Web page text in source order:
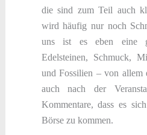
die sind zum Teil auch
wird häufig nur noch
uns ist es eben eine
Edelsteinen, Schmuck,
und Fossilien – von allem
auch nach der
Kommentare, dass es
Börse zu kommen.